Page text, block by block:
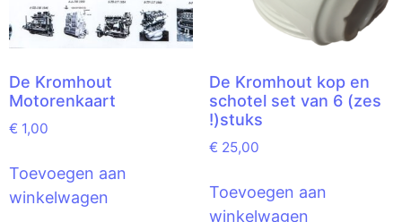
De Kromhout
Motorenkaart
€ 1,00
Toevoegen aan
winkelwagen
De Kromhout kop en
schotel set van 6 (zes
!)stuks
€ 25,00
Toevoegen aan
winkelwagen